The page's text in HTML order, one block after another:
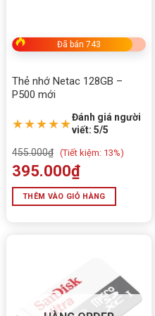
✅ Chống sốc, chống tia X
✅ Thương hiệu HIKSEMI
🎯 Ứng dụng thực tế
SD chưa ghi hiệu
📱 Điện thoại Android
Đã bán 743
Thẻ nhớ Netac 128GB –
P500 mới
★★★★★Đánh giá người
viết: 5/5
455.000₫ (Tiết kiệm: 13%)
395.000₫
THÊM VÀO GIỎ HÀNG